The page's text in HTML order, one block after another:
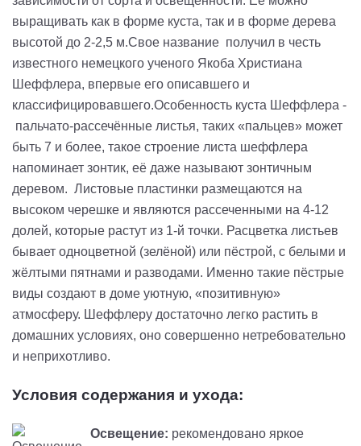
выращивать как в форме куста, так и в форме дерева
высотой до 2-2,5 м.Свое название получил в честь
известного немецкого ученого Якоба Христиана
Шеффлера, впервые его описавшего и
классифицировавшего.Особенность куста Шеффлера -
пальчато-рассечённые листья, таких «пальцев» может
быть 7 и более, такое строение листа шеффлера
напоминает зонтик, её даже называют зонтичным
деревом. Листовые пластинки размещаются на
высоком черешке и являются рассеченными на 4-12
долей, которые растут из 1-й точки. Расцветка листьев
бывает одноцветной (зелёной) или пёстрой, с белыми и
жёлтыми пятнами и разводами. Именно такие пёстрые
виды создают в доме уютную, «позитивную»
атмосферу. Шеффлеру достаточно легко растить в
домашних условиях, оно совершенно нетребовательно
и неприхотливо.
Условия содержания и ухода:
Освещение: рекомендовано яркое